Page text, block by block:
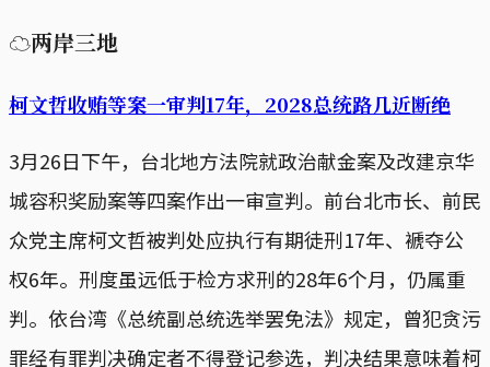
☁两岸三地
柯文哲收贿等案一审判17年，2028总统路几近断绝
3月26日下午，台北地方法院就政治献金案及改建京华
城容积奖励案等四案作出一审宣判。前台北市长、前民
众党主席柯文哲被判处应执行有期徒刑17年、褫夺公
权6年。刑度虽远低于检方求刑的28年6个月，仍属重
判。依台湾《总统副总统选举罢免法》规定，曾犯贪污
罪经有罪判决确定者不得登记参选，判决结果意味着柯